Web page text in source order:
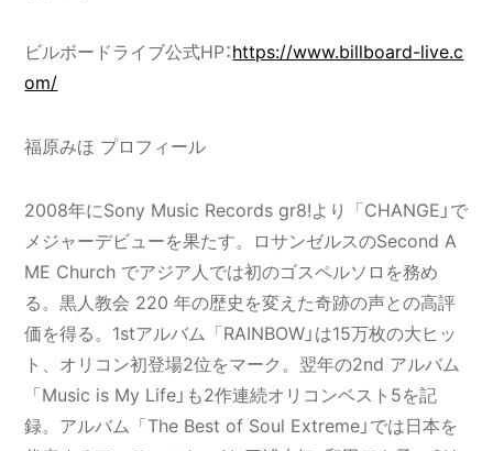
ビルボードライブ公式HP：https://www.billboard-live.c
om/
福原みほ プロフィール
2008年にSony Music Records gr8!より「CHANGE」で
メジャーデビューを果たす。ロサンゼルスのSecond A
ME Church でアジア人では初のゴスペルソロを務め
る。黒人教会 220 年の歴史を変えた奇跡の声との高評
価を得る。1stアルバム「RAINBOW」は15万枚の大ヒッ
ト、オリコン初登場2位をマーク。翌年の2nd アルバム
「Music is My Life」も2作連続オリコンベスト5を記
録。アルバム「The Best of Soul Extreme」では日本を